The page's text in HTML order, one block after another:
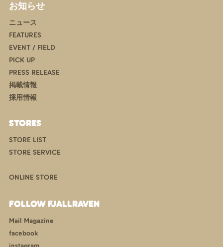
お知らせ
ニュース
FEATURES
EVENT / FIELD
PICK UP
PRESS RELEASE
掲載情報
採用情報
STORES
STORE LIST
STORE SERVICE
ONLINE STORE
FOLLOW FJALLRAVEN
Mail Magazine
facebook